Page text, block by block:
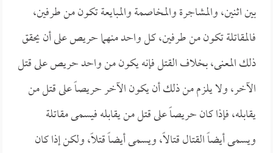
بين اثنين، والمشاجرة والمخاصمة والمبايعة تكون من طرفين،
فالمقاتلة تكون من طرفين، كل واحد منهما حريص على أن يحقق
ذلك المعنى، بخلاف القتل فإنه يكون من واحد حريص على قتل
الآخر، ولا يلزم من ذلك أن يكون الآخر حريصاً على قتل من
يقابله، فإذا كان حريصاً على قتل من يقابله فيسمى مقاتلة
ويسمى أيضاً القتال قتالاً، ويسمى أيضاً قتلاً، ولكن إذا كان